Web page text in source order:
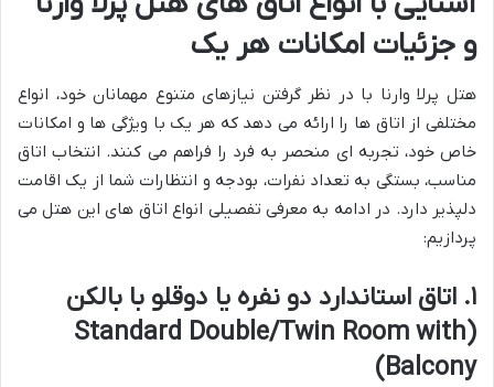
و جزئیات امکانات هر یک
هتل پرلا وارنا با در نظر گرفتن نیازهای متنوع مهمانان خود، انواع
مختلفی از اتاق ها را ارائه می دهد که هر یک با ویژگی ها و امکانات
خاص خود، تجربه ای منحصر به فرد را فراهم می کنند. انتخاب اتاق
مناسب، بستگی به تعداد نفرات، بودجه و انتظارات شما از یک اقامت
دلپذیر دارد. در ادامه به معرفی تفصیلی انواع اتاق های این هتل می
پردازیم:
۱. اتاق استاندارد دو نفره یا دوقلو با بالکن
(Standard Double/Twin Room with
Balcony)